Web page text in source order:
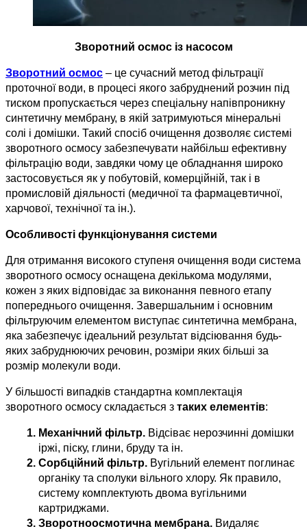
Зворотний осмос із насосом
Зворотний осмос – це сучасний метод фільтрації
проточної води, в процесі якого забруднений розчин під
тиском пропускається через спеціальну напівпроникну
синтетичну мембрану, в якій затримуються мінеральні
солі і домішки. Такий спосіб очищення дозволяє системі
зворотного осмосу забезпечувати найбільш ефективну
фільтрацію води, завдяки чому це обладнання широко
застосовується як у побутовій, комерційній, так і в
промисловій діяльності (медичної та фармацевтичної,
харчової, технічної та ін.).
Особливості функціонування системи
Для отримання високого ступеня очищення води система
зворотного осмосу оснащена декількома модулями,
кожен з яких відповідає за виконання певного етапу
попереднього очищення. Завершальним і основним
фільтруючим елементом виступає синтетична мембрана,
яка забезпечує ідеальний результат відсіювання будь-
яких забруднюючих речовин, розміри яких більші за
розмір молекули води.
У більшості випадків стандартна комплектація
зворотного осмосу складається з таких елементів:
Механічний фільтр. Відсіває нерозчинні домішки
іржі, піску, глини, бруду та ін.
Сорбційний фільтр. Вугільний елемент поглинає
органіку та сполуки вільного хлору. Як правило,
систему комплектують двома вугільними
картриджами.
Зворотноосмотична мембрана. Видаляє